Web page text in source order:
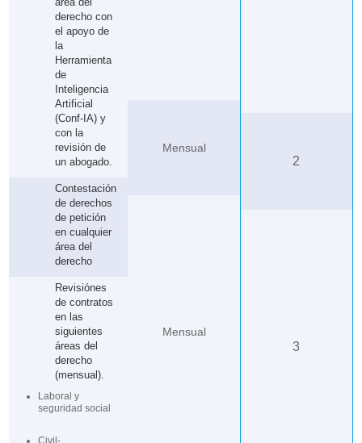
derecho con
el apoyo de
la
Herramienta
de
Inteligencia
Artificial
(Conf-IA) y
con la
revisión de
un abogado.
Contestación
de derechos
de petición
en cualquier
área del
derecho
Revisiónes
de contratos
en las
siguientes
áreas del
derecho
(mensual).
Laboral y
seguridad social
Mensual
Mensual
2
3